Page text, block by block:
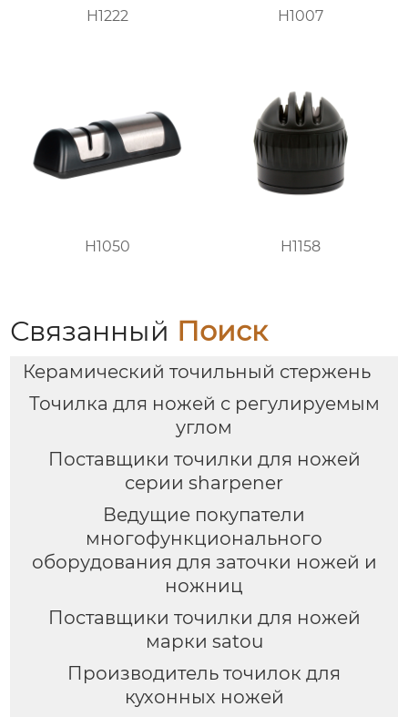
H1222 H1007
H1050 H1158
Связанный Поиск
Керамический точильный стержень
Точилка для ножей с регулируемым
углом
Поставщики точилки для ножей
серии sharpener
Ведущие покупатели
многофункционального
оборудования для заточки ножей и
ножниц
Поставщики точилки для ножей
марки satou
Производитель точилок для
кухонных ножей